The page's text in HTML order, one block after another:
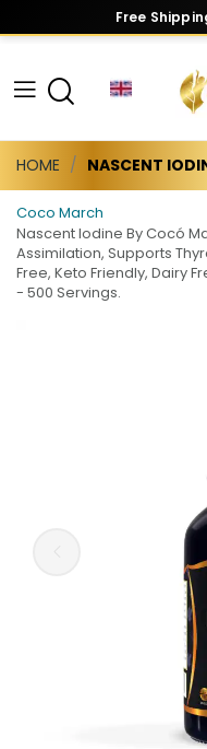
Free
HOME NASCENT
Coco March
Nascent Iodine By Cocó
Assimilation, Supports
Free, Keto Friendly, Dairy
- 500 Servings.